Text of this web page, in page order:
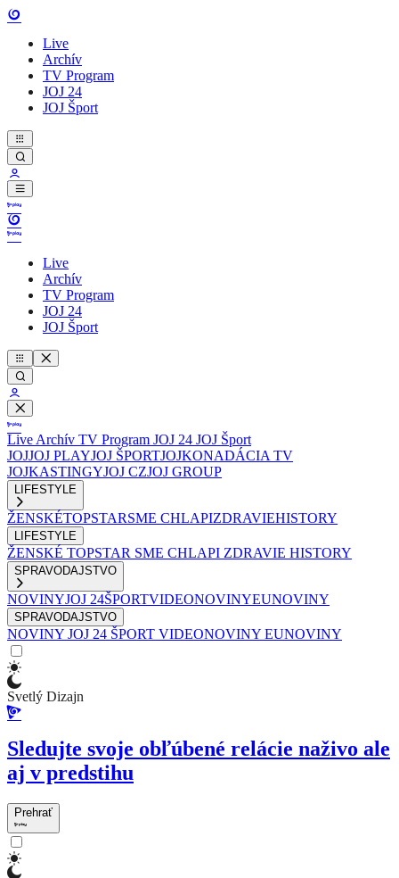
Live
Archív
TV Program
JOJ 24
JOJ Šport
Live
Archív
TV Program
JOJ 24
JOJ Šport
Live Archív TV Program JOJ 24 JOJ Šport
JOJJOJ PLAYJOJ ŠPORTJOJKONADÁCIA TV
JOJKASTINGYJOJ CZJOJ GROUP
LIFESTYLE
ŽENSKÉTOPSTARSME CHLAPIZDRAVIEHISTORY
LIFESTYLE
ŽENSKÉ TOPSTAR SME CHLAPI ZDRAVIE HISTORY
SPRAVODAJSTVO
NOVINYJOJ 24ŠPORTVIDEONOVINYEUNOVINY
SPRAVODAJSTVO
NOVINY JOJ 24 ŠPORT VIDEONOVINY EUNOVINY
Svetlý Dizajn
Sledujte svoje obľúbené relácie naživo ale
aj v predstihu
Prehrať